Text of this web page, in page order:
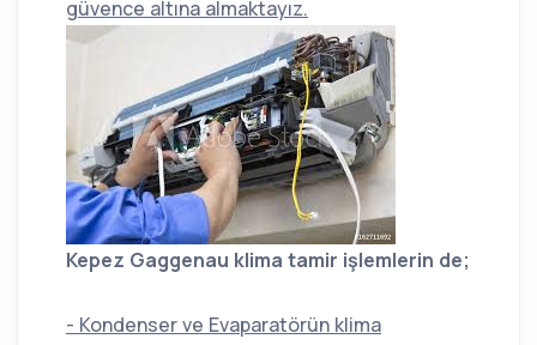
güvence altına almaktayız.
Kepez Gaggenau klima tamir işlemlerin de;
- Kondenser ve Evaparatörün klima